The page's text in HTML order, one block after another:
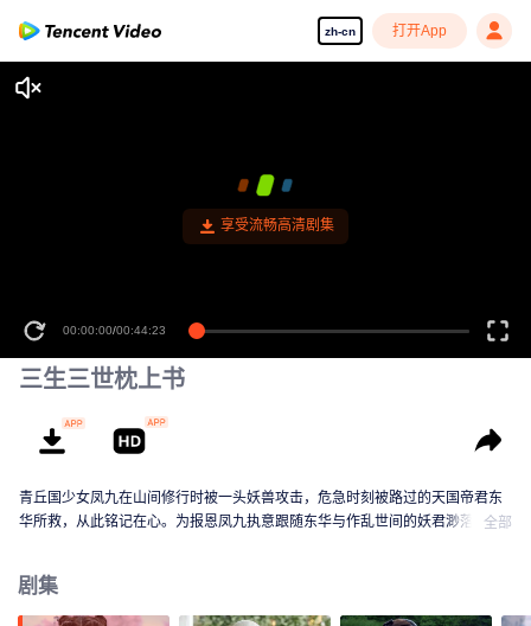
zh-cn 打开App
享受流畅高清剧集
00:00:00/00:44:23
三生三世枕上书
青丘国少女凤九在山间修行时被一头妖兽攻击，危急时刻被路过的天国帝君东
华所救，从此铭记在心。为报恩凤九执意跟随东华与作乱世间的妖君渺落战
却不幸令朋友为保护她而死。凤九为找到传说中能起死复生的仙果，进入翼族
公主阿兰若的幻梦之境，重历阿兰若的坎坷一生。东华历经艰辛救出凤九，发
全部
剧集